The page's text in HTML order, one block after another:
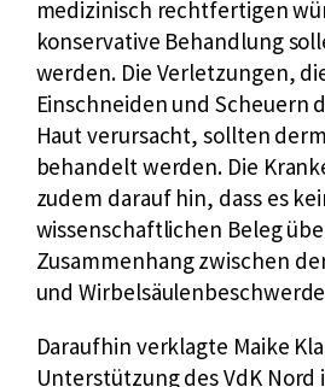
medizinisch rechtfertigen
konservative Behandlung
werden. Die Verletzungen,
Einschneiden und Scheuern
Haut verursacht, sollten
behandelt werden. Die
zudem darauf hin, dass es
wissenschaftlichen Beleg
Zusammenhang zwischen
und
Daraufhin verklagte Maike
Unterstützung des VdK Nord